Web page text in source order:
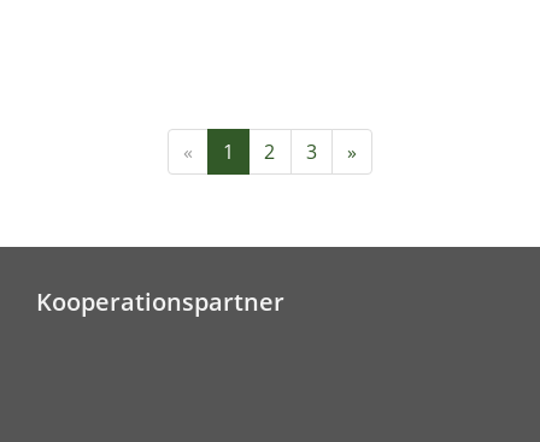
« 1 2 3 »
Kooperationspartner